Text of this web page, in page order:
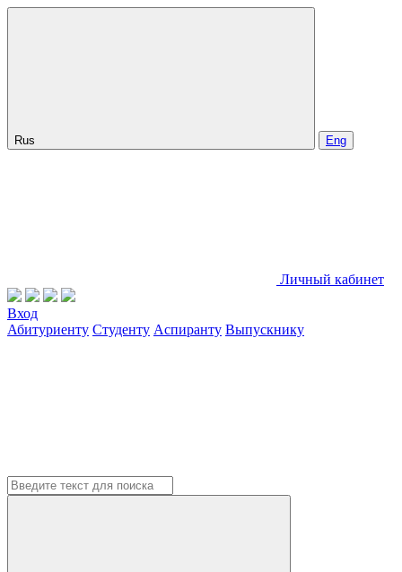
Rus Eng
Личный кабинет
Вход
Абитуриенту Студенту Аспиранту Выпускнику